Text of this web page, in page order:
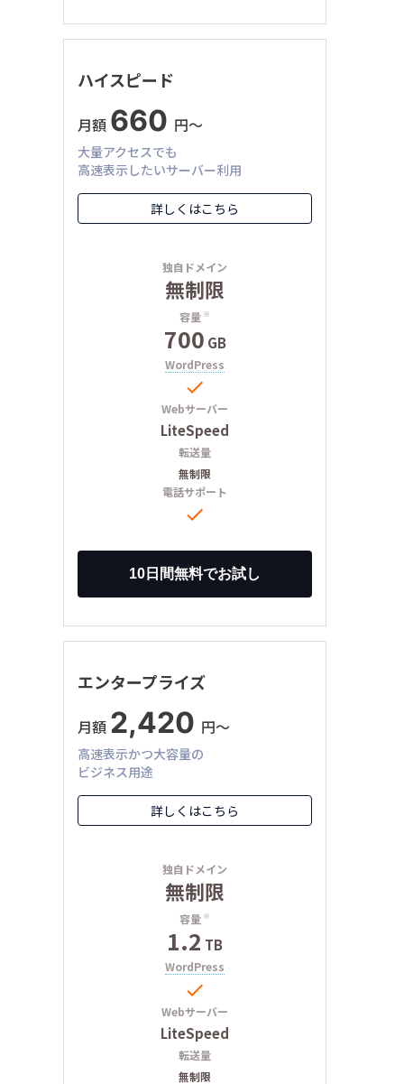
ハイスピード
月額 660 円〜
大量アクセスでも
高速表示したいサーバー利用
詳しくはこちら
独自ドメイン
無制限
容量 ※
700 GB
WordPress

Webサーバー
LiteSpeed
転送量
無制限
電話サポート

エンタープライズ
月額 2,420 円〜
高速表示かつ大容量の
ビジネス用途
詳しくはこちら
独自ドメイン
無制限
容量 ※
1.2 TB
WordPress

Webサーバー
LiteSpeed
転送量
無制限